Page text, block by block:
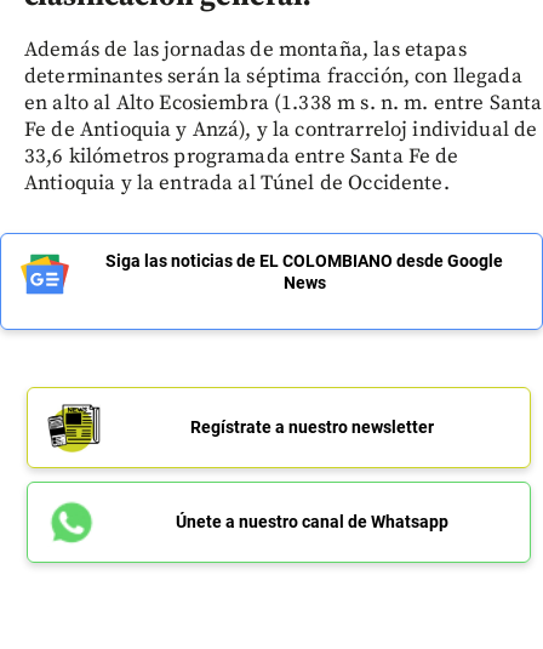
Además de las jornadas de montaña, las etapas
determinantes serán la séptima fracción, con llegada
en alto al Alto Ecosiembra (1.338 m s. n. m. entre Santa
Fe de Antioquia y Anzá), y la contrarreloj individual de
33,6 kilómetros programada entre Santa Fe de
Antioquia y la entrada al Túnel de Occidente.
Siga las noticias de EL COLOMBIANO desde Google
News
Regístrate a nuestro newsletter
Únete a nuestro canal de Whatsapp